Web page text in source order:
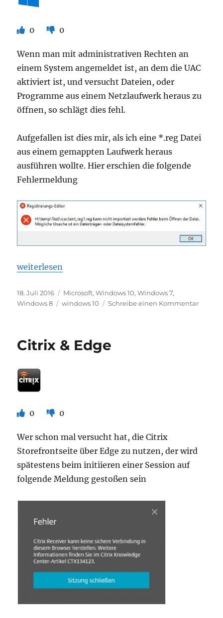
0 0
Wenn man mit administrativen Rechten an
einem System angemeldet ist, an dem die UAC
aktiviert ist, und versucht Dateien, oder
Programme aus einem Netzlaufwerk heraus zu
öffnen, so schlägt dies fehl.
Aufgefallen ist dies mir, als ich eine *.reg Datei
aus einem gemappten Laufwerk heraus
ausführen wollte. Hier erschien die folgende
Fehlermeldung
„UAC & Admin Rights & Network Shares“
weiterlesen
Veröffentlicht
am
18. Juli 2016 Kategorien
Microsoft,Windows 10,Windows 7,
Windows 8
Schlagwörter
windows 10 Schreibe einen Kommentarzu
Citrix & Edge
0 0
Wer schon mal versucht hat, die Citrix
Storefrontseite über Edge zu nutzen, der wird
spätestens beim initiieren einer Session auf
folgende Meldung gestoßen sein